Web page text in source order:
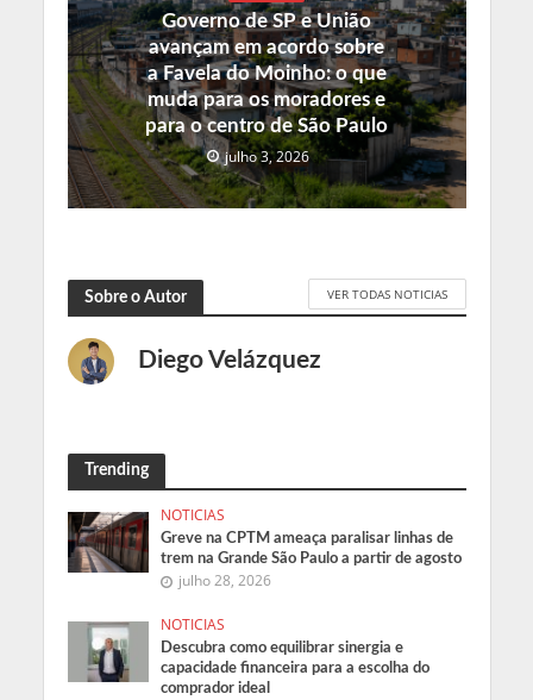
Governo de SP e União
avançam em acordo sobre
a Favela do Moinho: o que
muda para os moradores e
para o centro de São Paulo
julho 3, 2026
Sobre o Autor VER TODAS NOTICIAS
Diego Velázquez
Trending
NOTICIAS
Greve na CPTM ameaça paralisar linhas de
trem na Grande São Paulo a partir de agosto
julho 28, 2026
NOTICIAS
Descubra como equilibrar sinergia e
capacidade financeira para a escolha do
comprador ideal